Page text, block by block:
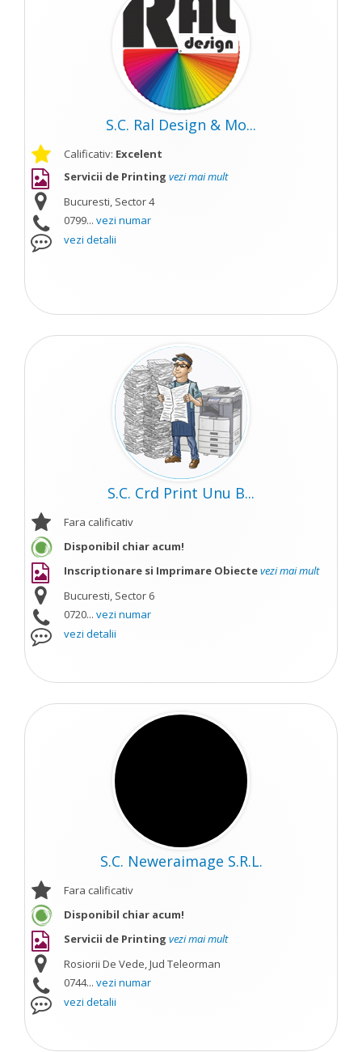
S.C. Ral Design & Mo...
Calificativ: Excelent
Servicii de Printing vezi mai mult
Bucuresti, Sector 4
0799... vezi numar
vezi detalii
S.C. Crd Print Unu B...
Fara calificativ
Disponibil chiar acum!
Inscriptionare si Imprimare Obiectevezi mai mult
Bucuresti, Sector 6
0720... vezi numar
vezi detalii
S.C. Neweraimage S.R.L.
Fara calificativ
Disponibil chiar acum!
Servicii de Printing vezi mai mult
Rosiorii De Vede, Jud Teleorman
0744... vezi numar
vezi detalii